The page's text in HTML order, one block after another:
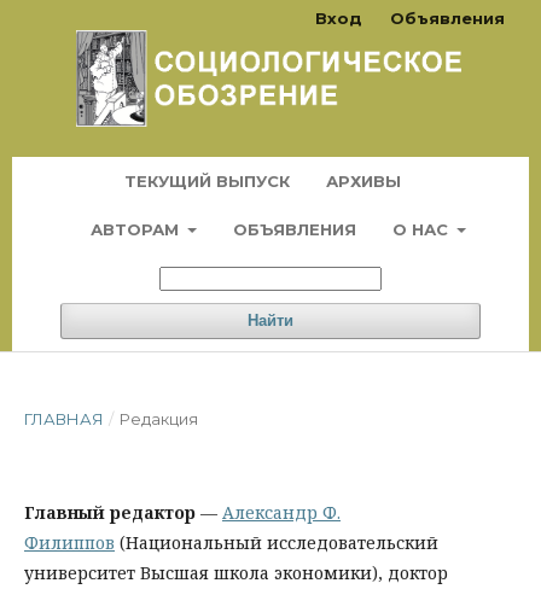
ТЕКУЩИЙ ВЫПУСК АРХИВЫ
АВТОРАМ ОБЪЯВЛЕНИЯ О НАС
Найти
Вход Объявления
ГЛАВНАЯ / Редакция
Главный редактор — Александр Ф.
Филиппов (Национальный исследовательский
университет Высшая школа экономики), доктор